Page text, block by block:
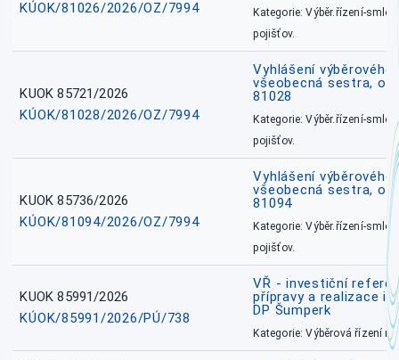
KÚOK/81026/2026/OZ/7994
Kategorie: Výběr.řízení-
pojišťov.
KUOK 85721/2026
KÚOK/81028/2026/OZ/7994
Vyhlášení
všeobecná sestra,
81028
Kategorie: Výběr.řízení-
pojišťov.
KUOK 85736/2026
KÚOK/81094/2026/OZ/7994
Vyhlášení
všeobecná sestra,
81094
Kategorie: Výběr.řízení-
pojišťov.
KUOK 85991/2026
KÚOK/85991/2026/PÚ/738
VŘ - investiční
přípravy a realizace
DP Šumperk
Kategorie: Výběrová řízení